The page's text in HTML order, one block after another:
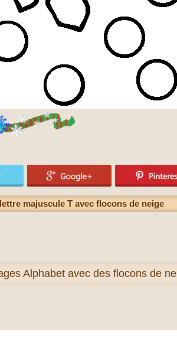
majuscule T avec flocons de neige
Alphabet avec des flocons de